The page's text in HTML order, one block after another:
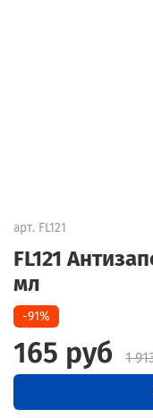
арт. FL121
FL121
мл
-91%
165 руб
1